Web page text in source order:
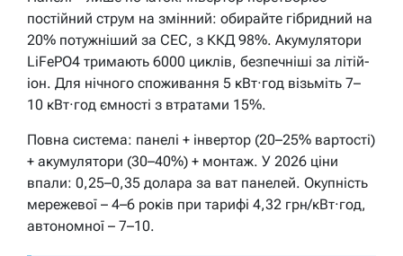
постійний струм на змінний: обирайте гібридний на
20% потужніший за СЕС, з ККД 98%. Акумулятори
LiFePO4 тримають 6000 циклів, безпечніші за літій-
іон. Для нічного споживання 5 кВт·год візьміть 7–
10 кВт·год ємності з втратами 15%.
Повна система: панелі + інвертор (20–25% вартості)
+ акумулятори (30–40%) + монтаж. У 2026 ціни
впали: 0,25–0,35 долара за ват панелей. Окупність
мережевої – 4–6 років при тарифі 4,32 грн/кВт·год,
автономної – 7–10.